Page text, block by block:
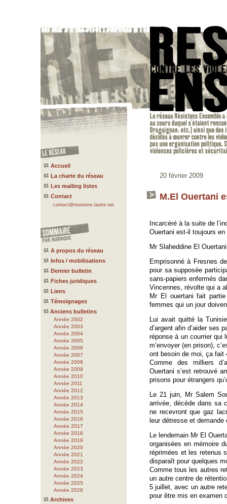
Accueil
La charte du réseau
Les mailing listes
Contact
contact@resistons.lautre.net
A propos du réseau
Infos / mobilisations
Dernier bulletin
Fiches juridiques
Liens
Témoignages
Anciens bulletins
Année 2002
Année 2003
Année 2004
Année 2005
Année 2006
Année 2007
Année 2008
Année 2009
Année 2010
Année 2011
Année 2012
Année 2013
Année 2014
Année 2015
Année 2016
Année 2017
Année 2018
Année 2019
Année 2020
Année 2021
Année 2022
Année 2023
Année 2024
Année 2025
Année 2026
Archives
20 février 2009
M.El Ouertani
Incarcéré à la suite de
Ouertani est-il toujours en
Mr Slaheddine El
Emprisonné à Fresnes
pour sa supposée
sans-papiers enfermés
Vincennes, révolte qui a
Mr El ouertani fait
femmes qui un jour
Lui avait quitté la
d’argent afin d’aider ses
réponse à un courrier qui
m’envoyer (en prison),
ont besoin de moi, ça fait
Comme des milliers
Ouertani s’est retrouvé
prisons pour étrangers
Le 21 juin, Mr Salem
arrivée, décède dans sa
ne recevront que gaz
leur détresse et demande
Le lendemain Mr El
organisées en mémoire
réprimées et les retenus
disparaît pour quelques
Comme tous les autres
un autre centre de
5 juillet, avec un autre
pour être mis en examen